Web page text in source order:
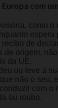
com
como o
espera
de
de origem,
da UE.
ou teve a
não o seu,
com o
ou roubo.